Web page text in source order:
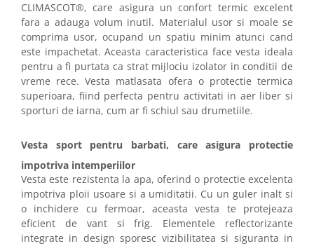
CLIMASCOT®, care asigura un confort termic excelent
fara a adauga volum inutil. Materialul usor si moale se
comprima usor, ocupand un spatiu minim atunci cand
este impachetat. Aceasta caracteristica face vesta ideala
pentru a fi purtata ca strat mijlociu izolator in conditii de
vreme rece. Vesta matlasata ofera o protectie termica
superioara, fiind perfecta pentru activitati in aer liber si
sporturi de iarna, cum ar fi schiul sau drumetiile.
Vesta sport pentru barbati, care asigura protectie
impotriva intemperiilor
Vesta este rezistenta la apa, oferind o protectie excelenta
impotriva ploii usoare si a umiditatii. Cu un guler inalt si
o inchidere cu fermoar, aceasta vesta te protejeaza
eficient de vant si frig. Elementele reflectorizante
integrate in design sporesc vizibilitatea si siguranta in